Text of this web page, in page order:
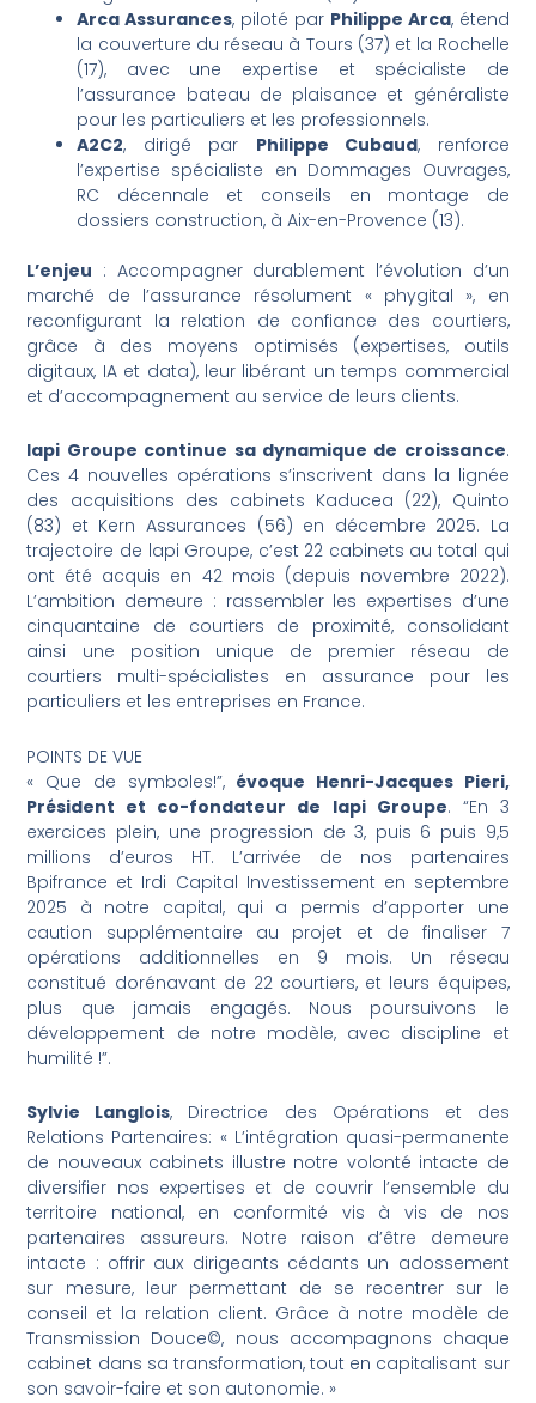
Arca Assurances, piloté par Philippe Arca, étend
la couverture du réseau à Tours (37) et la Rochelle
(17), avec une expertise et spécialiste de
l’assurance bateau de plaisance et généraliste
pour les particuliers et les professionnels.
A2C2, dirigé par Philippe Cubaud, renforce
l’expertise spécialiste en Dommages Ouvrages,
RC décennale et conseils en montage de
dossiers construction, à Aix-en-Provence (13).
L’enjeu : Accompagner durablement l’évolution d’un
marché de l’assurance résolument « phygital », en
reconfigurant la relation de confiance des courtiers,
grâce à des moyens optimisés (expertises, outils
digitaux, IA et data), leur libérant un temps commercial
et d’accompagnement au service de leurs clients.
lapi Groupe continue sa dynamique de croissance.
Ces 4 nouvelles opérations s’inscrivent dans la lignée
des acquisitions des cabinets Kaducea (22), Quinto
(83) et Kern Assurances (56) en décembre 2025. La
trajectoire de lapi Groupe, c’est 22 cabinets au total qui
ont été acquis en 42 mois (depuis novembre 2022).
L’ambition demeure : rassembler les expertises d’une
cinquantaine de courtiers de proximité, consolidant
ainsi une position unique de premier réseau de
courtiers multi-spécialistes en assurance pour les
particuliers et les entreprises en France.
POINTS DE VUE
« Que de symboles!”, évoque Henri-Jacques Pieri,
Président et co-fondateur de lapi Groupe. “En 3
exercices plein, une progression de 3, puis 6 puis 9,5
millions d’euros HT. L’arrivée de nos partenaires
Bpifrance et Irdi Capital Investissement en septembre
2025 à notre capital, qui a permis d’apporter une
caution supplémentaire au projet et de finaliser 7
opérations additionnelles en 9 mois. Un réseau
constitué dorénavant de 22 courtiers, et leurs équipes,
plus que jamais engagés. Nous poursuivons le
développement de notre modèle, avec discipline et
humilité !”.
Sylvie Langlois, Directrice des Opérations et des
Relations Partenaires: « L’intégration quasi-permanente
de nouveaux cabinets illustre notre volonté intacte de
diversifier nos expertises et de couvrir l’ensemble du
territoire national, en conformité vis à vis de nos
partenaires assureurs. Notre raison d’être demeure
intacte : offrir aux dirigeants cédants un adossement
sur mesure, leur permettant de se recentrer sur le
conseil et la relation client. Grâce à notre modèle de
Transmission Douce©, nous accompagnons chaque
cabinet dans sa transformation, tout en capitalisant sur
son savoir-faire et son autonomie. »